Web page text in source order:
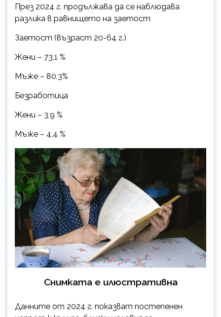
През 2024 г. продължава да се наблюдава
разлика в равнището на заетост
Заетост (възраст 20-64 г.)
Жени – 73,1 %
Мъже – 80,3%
Безработица
Жени – 3,9 %
Мъже – 4,4 %
Снимката е илюстративна
Данните от 2024 г. показват постепенен